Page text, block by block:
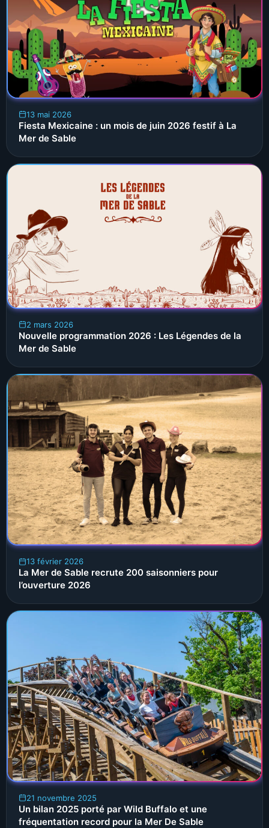
13 mai 2026
Fiesta Mexicaine : un mois de juin 2026 festif à La
Mer de Sable
2 mars 2026
Nouvelle programmation 2026 : Les Légendes de la
Mer de Sable
13 février 2026
La Mer de Sable recrute 200 saisonniers pour
l’ouverture 2026
21 novembre 2025
Un bilan 2025 porté par Wild Buffalo et une
fréquentation record pour la Mer De Sable